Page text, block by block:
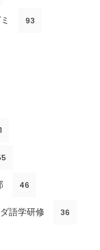
93
46
語学研修 36